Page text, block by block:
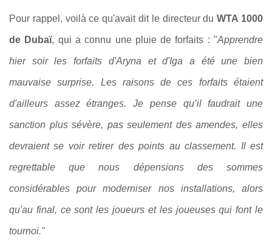
Pour rappel, voilà ce qu'avait dit le directeur duWTA 1000
de Dubaï, qui a connu une pluie de forfaits : "Apprendre
hier soir les forfaits d'Aryna et d'Iga a été une bien
mauvaise surprise. Les raisons de ces forfaits étaient
d'ailleurs assez étranges. Je pense qu’il faudrait une
sanction plus sévère, pas seulement des amendes, elles
devraient se voir retirer des points au classement. Il est
regrettable que nous dépensions des sommes
considérables pour moderniser nos installations, alors
qu'au final, ce sont les joueurs et les joueuses qui font le
tournoi."